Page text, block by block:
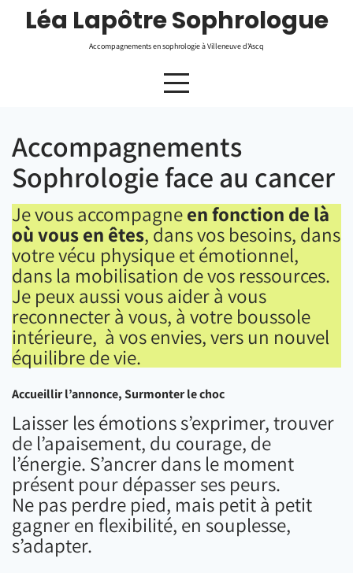
Léa Lapôtre Sophrologue
Accompagnements en sophrologie à Villeneuve d'Ascq
Accompagnements
Sophrologie face au cancer
Je vous accompagneen fonction de là
où vous en êtes, dans vos besoins, dans
votre vécu physique et émotionnel,
dans la mobilisation de vos ressources.
Je peux aussi vous aider à vous
reconnecter à vous, à votre boussole
intérieure, à vos envies, vers un nouvel
équilibre de vie.
Accueillir l’annonce, Surmonter le choc
Laisser les émotions s’exprimer, trouver
de l’apaisement, du courage, de
l’énergie. S’ancrer dans le moment
présent pour dépasser ses peurs.
Ne pas perdre pied, mais petit à petit
gagner en flexibilité, en souplesse,
s’adapter.